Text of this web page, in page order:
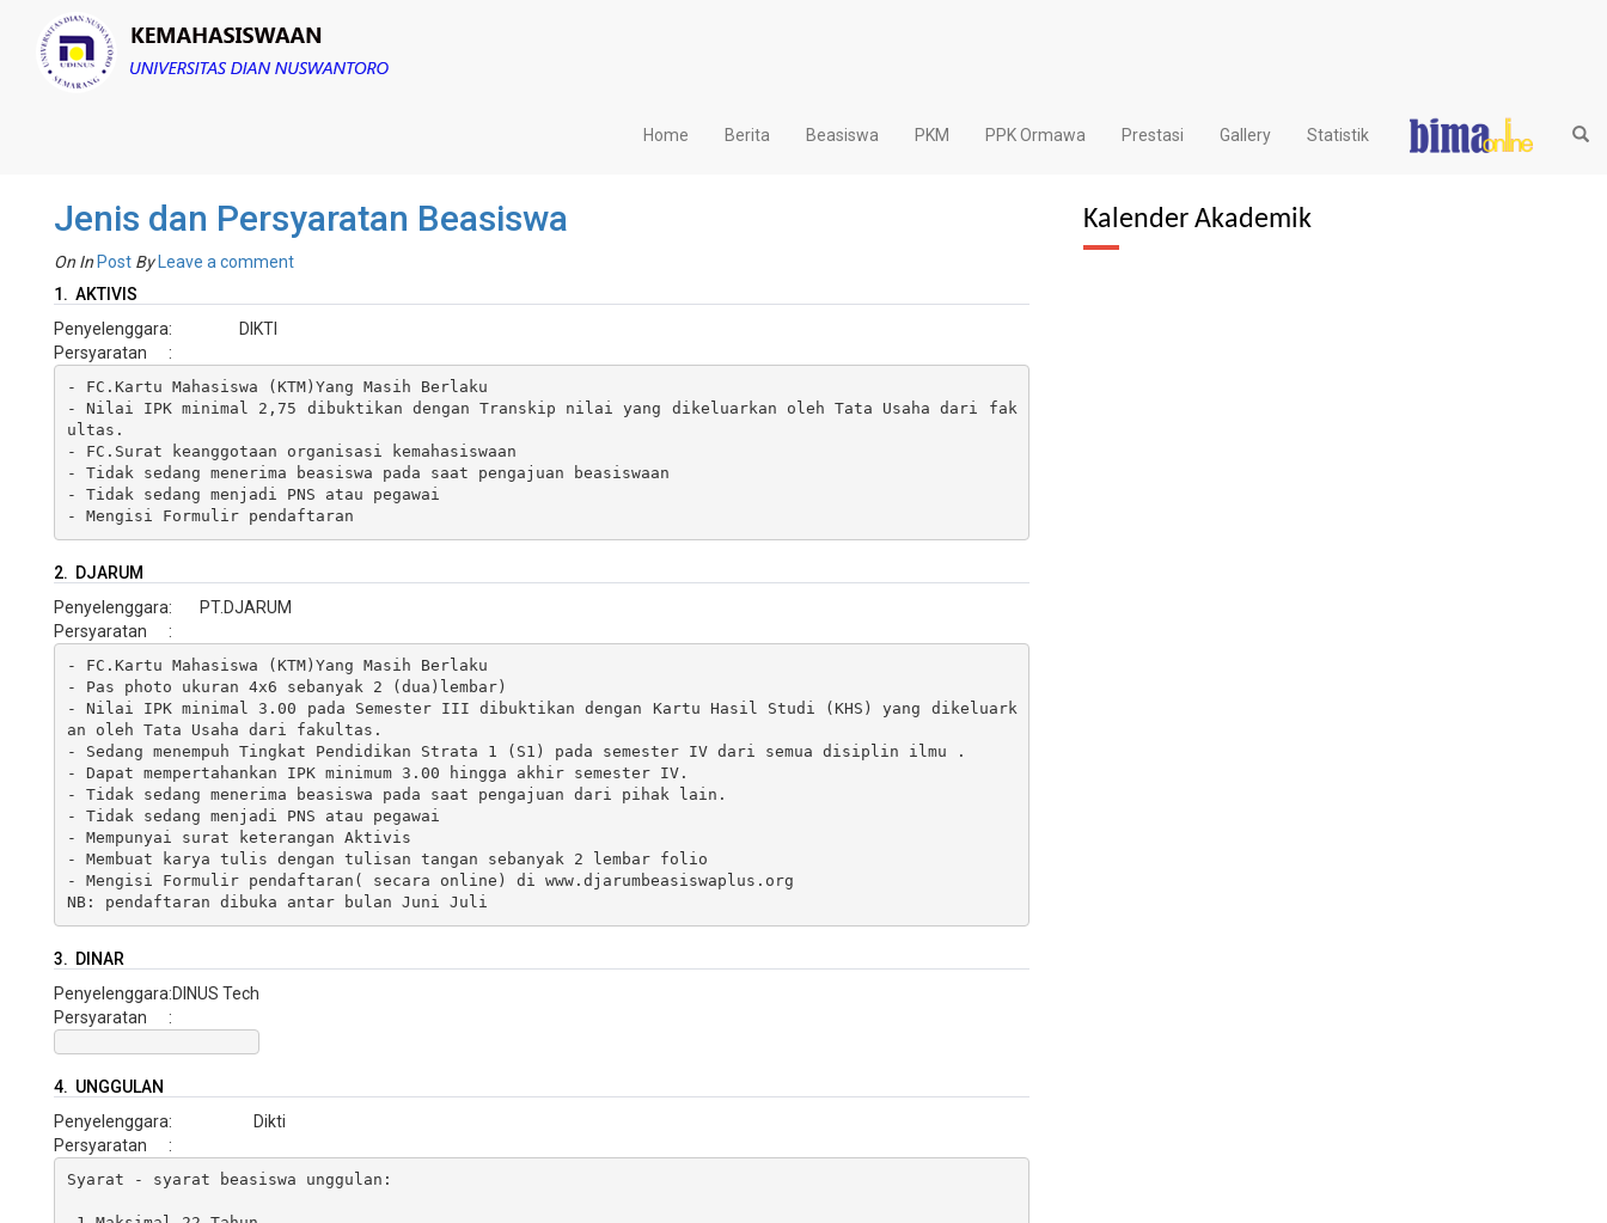
Home Berita Beasiswa PKM PPK Ormawa Prestasi Gallery Statistik
Jenis dan Persyaratan Beasiswa
On In Post By
Leave a comment
1. AKTIVIS
Penyelenggara:
DIKTI
Persyaratan
:
- FC.Kartu Mahasiswa (KTM)Yang Masih Berlaku
- Nilai IPK minimal 2,75 dibuktikan dengan Transkip nilai yang dikeluarkan oleh Tata Usaha dari fak
ultas.
- FC.Surat keanggotaan organisasi kemahasiswaan
- Tidak sedang menerima beasiswa pada saat pengajuan beasiswaan
- Tidak sedang menjadi PNS atau pegawai
- Mengisi Formulir pendaftaran
2. DJARUM
Penyelenggara:
PT.DJARUM
Persyaratan
:
- FC.Kartu Mahasiswa (KTM)Yang Masih Berlaku
- Pas photo ukuran 4x6 sebanyak 2 (dua)lembar)
- Nilai IPK minimal 3.00 pada Semester III dibuktikan dengan Kartu Hasil Studi (KHS) yang dikeluark
an oleh Tata Usaha dari fakultas.
- Sedang menempuh Tingkat Pendidikan Strata 1 (S1) pada semester IV dari semua disiplin ilmu .
- Dapat mempertahankan IPK minimum 3.00 hingga akhir semester IV.
- Tidak sedang menerima beasiswa pada saat pengajuan dari pihak lain.
- Tidak sedang menjadi PNS atau pegawai
- Mempunyai surat keterangan Aktivis
- Membuat karya tulis dengan tulisan tangan sebanyak 2 lembar folio
- Mengisi Formulir pendaftaran( secara online) di www.djarumbeasiswaplus.org
NB: pendaftaran dibuka antar bulan Juni Juli
3. DINAR
Penyelenggara:DINUS Tech
Persyaratan
:
4. UNGGULAN
Penyelenggara:
Dikti
Persyaratan
:
Syarat - syarat beasiswa unggulan:
Kalender Akademik